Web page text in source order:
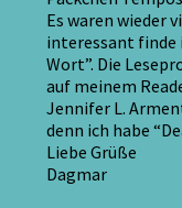
Es waren wieder
interessant finde
Wort”. Die
auf meinem
Jennifer L.
denn ich habe
Liebe Grüße
Dagmar